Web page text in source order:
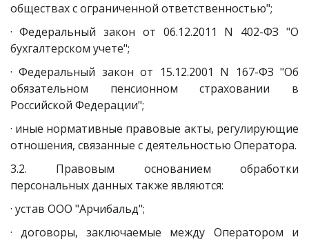
обществах с ограниченной ответственностью";
· Федеральный закон от 06.12.2011 N 402-ФЗ "О
бухгалтерском учете";
· Федеральный закон от 15.12.2001 N 167-ФЗ "Об
обязательном пенсионном страховании в
Российской Федерации";
· иные нормативные правовые акты, регулирующие
отношения, связанные с деятельностью Оператора.
3.2. Правовым основанием обработки
персональных данных также являются:
· устав ООО "Арчибальд";
· договоры, заключаемые между Оператором и